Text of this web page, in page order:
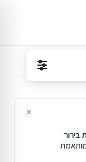
בירור
מותאמת
×